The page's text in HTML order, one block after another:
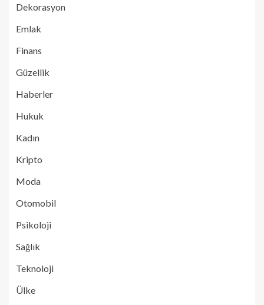
Dekorasyon
Emlak
Finans
Güzellik
Haberler
Hukuk
Kadın
Kripto
Moda
Otomobil
Psikoloji
Sağlık
Teknoloji
Ülke